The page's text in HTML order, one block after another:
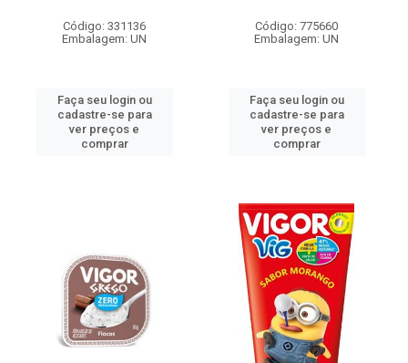
Código: 331136
Embalagem: UN
Faça seu login ou
cadastre-se para
ver preços e
comprar
Código: 775660
Embalagem: UN
Faça seu login ou
cadastre-se para
ver preços e
comprar